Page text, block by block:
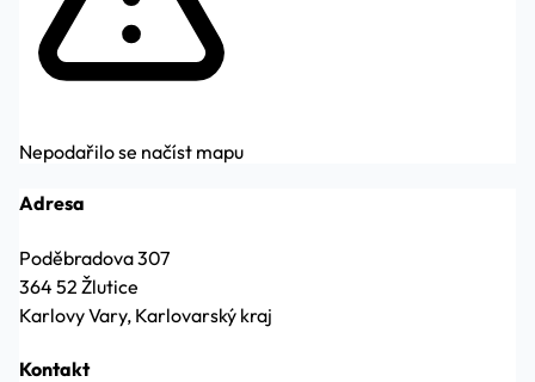
Nepodařilo se načíst mapu
Adresa
Poděbradova 307
364 52 Žlutice
Karlovy Vary, Karlovarský kraj
Kontakt